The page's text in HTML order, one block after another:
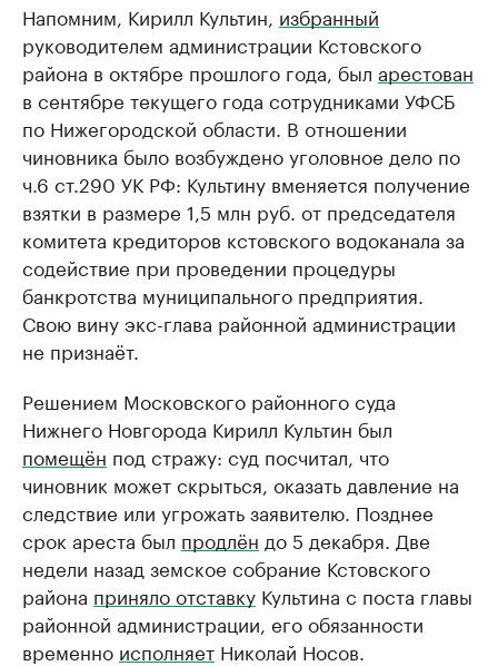
Напомним, Кирилл Культин, избранный
руководителем администрации Кстовского
района в октябре прошлого года, был арестован
в сентябре текущего года сотрудниками УФСБ
по Нижегородской области. В отношении
чиновника было возбуждено уголовное дело по
ч.6 ст.290 УК РФ: Культину вменяется получение
взятки в размере 1,5 млн руб. от председателя
комитета кредиторов кстовского водоканала за
содействие при проведении процедуры
банкротства муниципального предприятия.
Свою вину экс-глава районной администрации
не признаёт.
Решением Московского районного суда
Нижнего Новгорода Кирилл Культин был
помещён под стражу: суд посчитал, что
чиновник может скрыться, оказать давление на
следствие или угрожать заявителю. Позднее
срок ареста был продлён до 5 декабря. Две
недели назад земское собрание Кстовского
района приняло отставку Культина с поста главы
районной администрации, его обязанности
временно исполняет Николай Носов.